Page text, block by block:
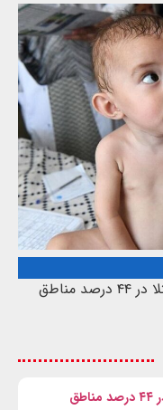
افزایش نگران‌کننده سوءتغذیه؛ موارد ابتلا در ۴۴ درصد مناطق
افزایش نگران‌کننده سوءتغذیه؛ موارد ابتلا در ۴۴ درصد مناطق